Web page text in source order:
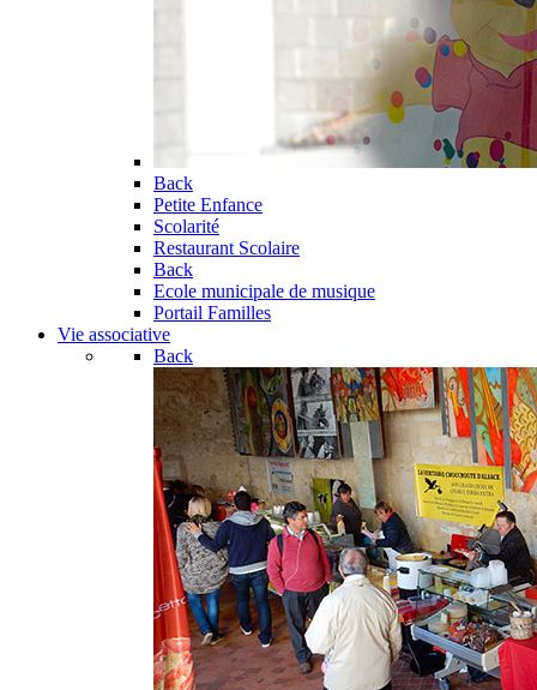
Back
Petite Enfance
Scolarité
Restaurant Scolaire
Back
Ecole municipale de musique
Portail Familles
Vie associative
Back